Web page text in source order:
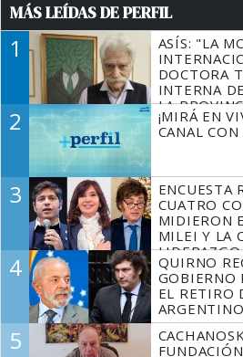
MÁS LEÍDAS DE PERFIL
1
ASÍS: "LA
DOCTORA
INTERNA
LA
2
¡MIRÁ EN
CANAL
3
ENCUESTA
CUATRO
MIDIERON
MILEI Y LA
4
QUIRNO
GOBIERNO
EL RETIRO
5